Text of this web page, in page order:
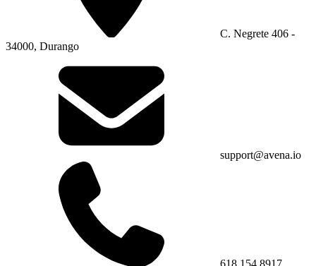
C. Negrete 406 -
34000, Durango
support@avena.io
618 154 8917